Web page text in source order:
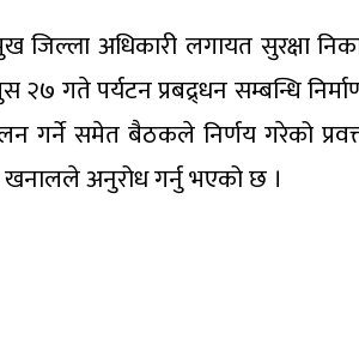
अधिकारी लगायत सुरक्षा
गते पर्यटन प्रबद्र्धन सम्बन्धि
गर्ने समेत बैठकले निर्णय गरेको
खनालले अनुरोध गर्नु भएको छ ।